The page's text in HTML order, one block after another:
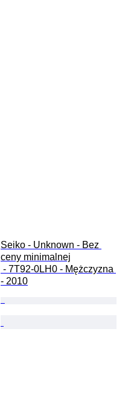
Seiko - Unknown - Bez
ceny minimalnej
- 2010